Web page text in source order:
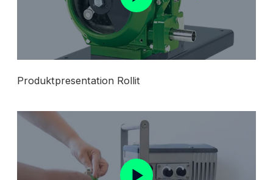
Produktpresentation Rollit